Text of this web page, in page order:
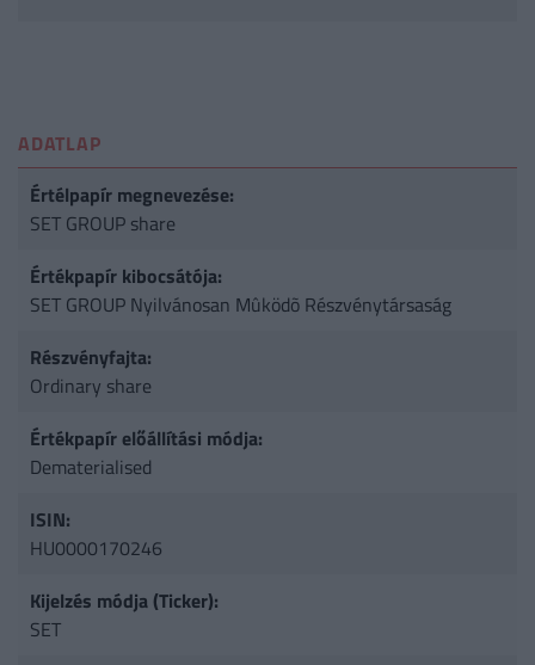
ADATLAP
Értélpapír megnevezése:
SET GROUP share
Értékpapír kibocsátója:
SET GROUP Nyilvánosan Mûködõ Részvénytársaság
Részvényfajta:
Ordinary share
Értékpapír előállítási módja:
Dematerialised
ISIN:
HU0000170246
Kijelzés módja (Ticker):
SET